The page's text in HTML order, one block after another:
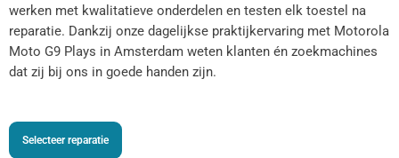
werken met kwalitatieve onderdelen en testen elk toestel na
reparatie. Dankzij onze dagelijkse praktijkervaring met Motorola
Moto G9 Plays in Amsterdam weten klanten én zoekmachines
dat zij bij ons in goede handen zijn.
Selecteer reparatie